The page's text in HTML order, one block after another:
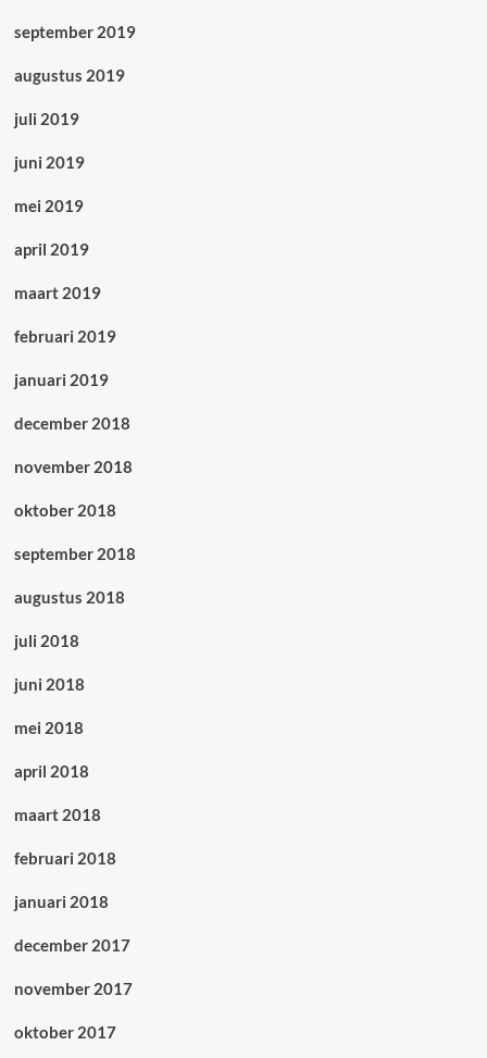
september 2019
augustus 2019
juli 2019
juni 2019
mei 2019
april 2019
maart 2019
februari 2019
januari 2019
december 2018
november 2018
oktober 2018
september 2018
augustus 2018
juli 2018
juni 2018
mei 2018
april 2018
maart 2018
februari 2018
januari 2018
december 2017
november 2017
oktober 2017